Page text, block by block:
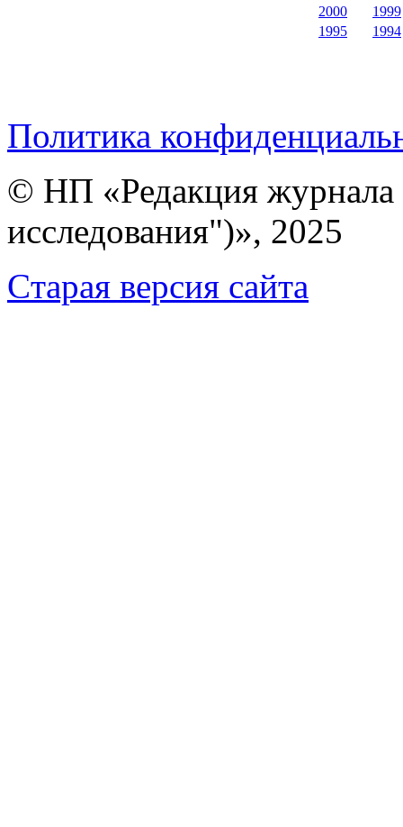
2000
1999
1995
1994
Политика
© НП «Редакция
исследования")», 2025
Cтарая версия сайта